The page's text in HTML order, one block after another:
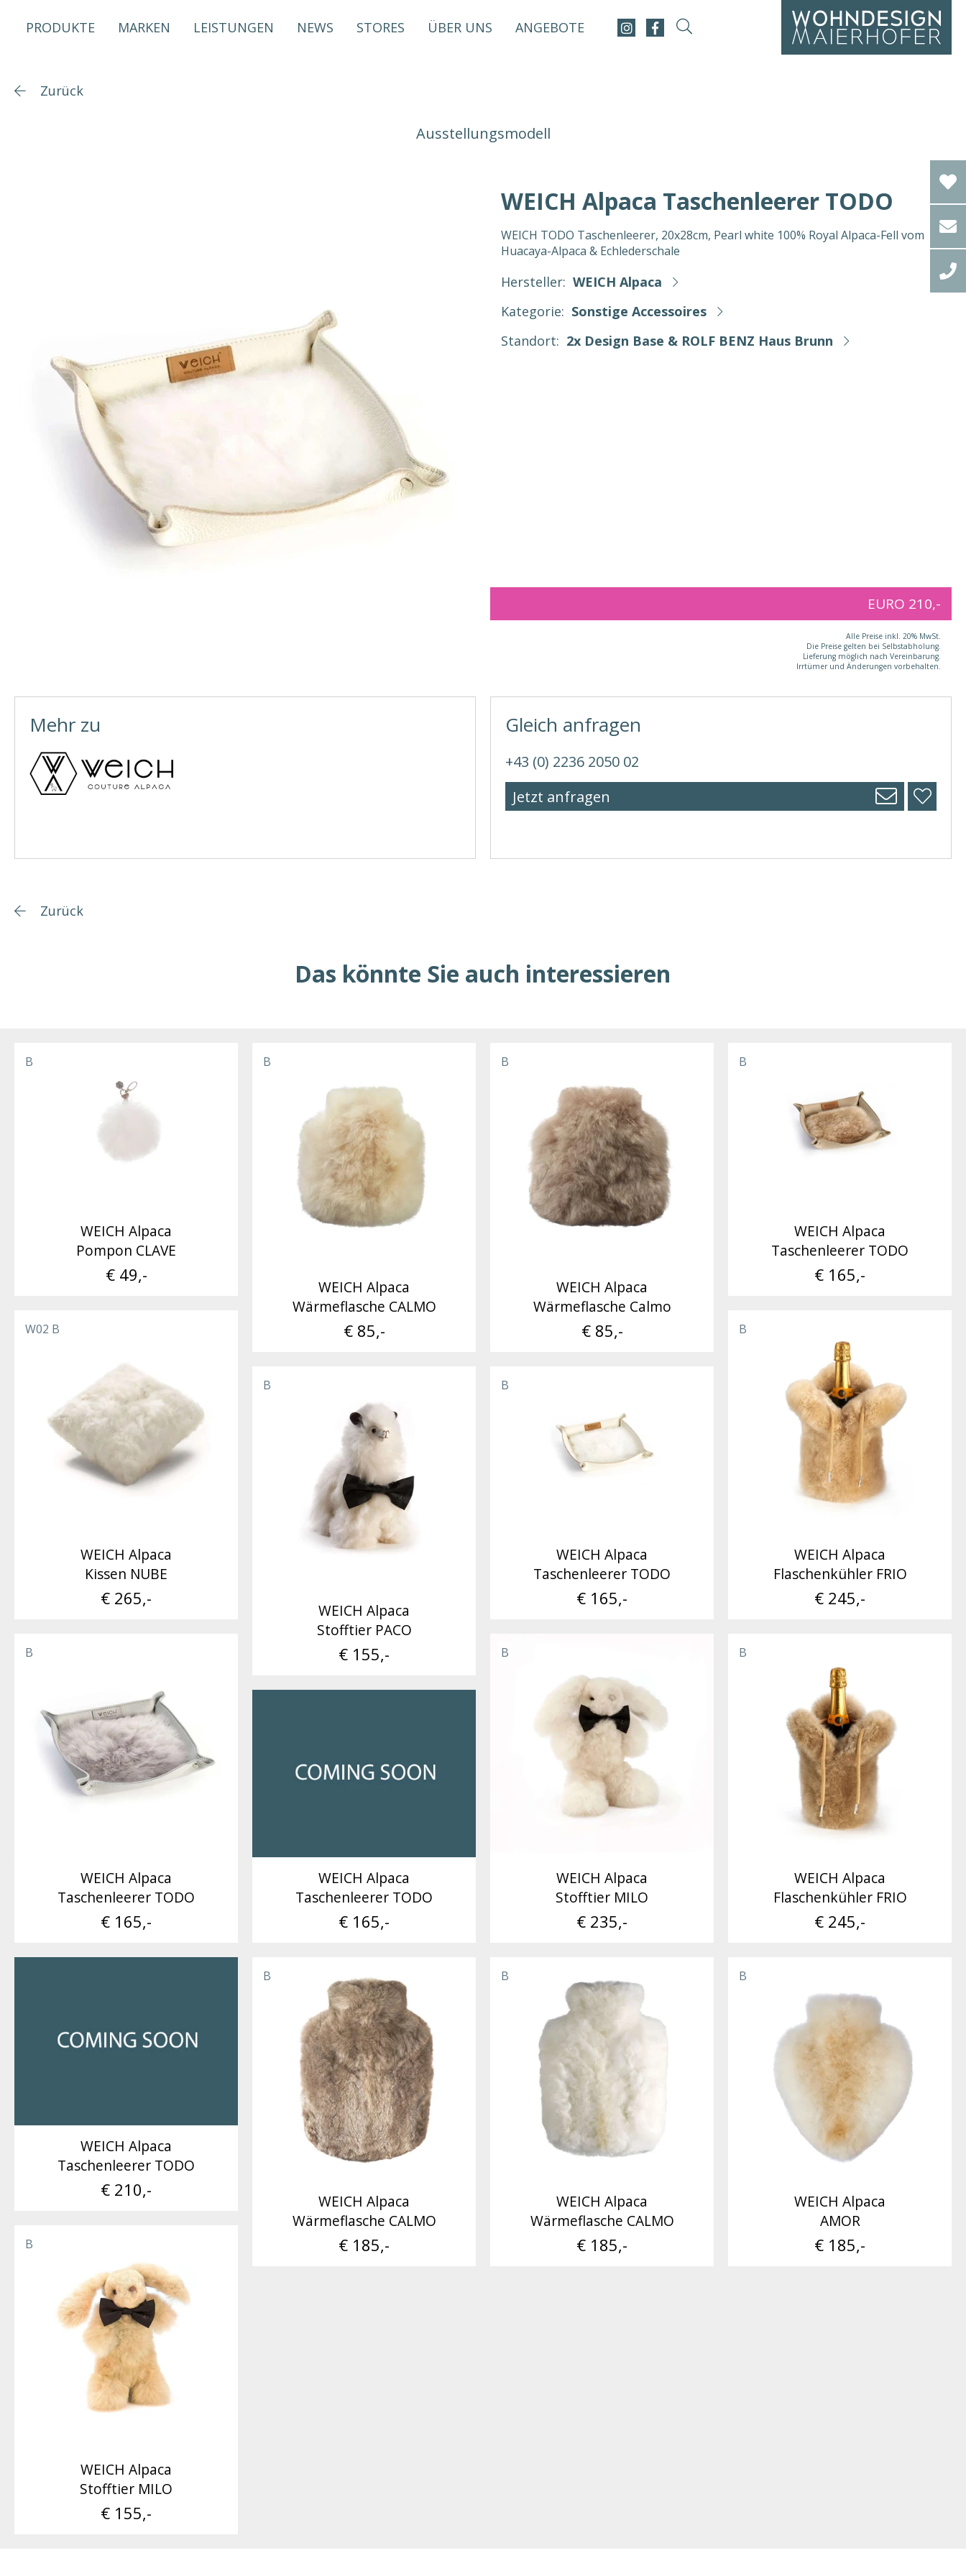
PRODUKTE MARKEN LEISTUNGEN NEWS STORES ÜBER UNS ANGEBOTE
Zurück
Ausstellungsmodell
WEICH Alpaca Taschenleerer TODO
WEICH TODO Taschenleerer, 20x28cm, Pearl white 100% Royal Alpaca-Fell vom
Huacaya-Alpaca & Echlederschale
Hersteller: WEICH Alpaca
Kategorie: Sonstige Accessoires
Standort: 2x Design Base & ROLF BENZ Haus Brunn
EURO 210,-
Alle Preise inkl. 20% MwSt.
Die Preise gelten bei Selbstabholung.
Lieferung möglich nach Vereinbarung.
Irrtümer und Änderungen vorbehalten.
Mehr zu Gleich anfragen
+43 (0) 2236 2050 02
Jetzt anfragen
Zurück
Das könnte Sie auch interessieren
B
WEICH Alpaca
Pompon CLAVE
€ 49,-
B
WEICH Alpaca
Wärmeflasche CALMO
€ 85,-
B
WEICH Alpaca
Wärmeflasche Calmo
€ 85,-
B
WEICH Alpaca
Taschenleerer TODO
€ 165,-
W02 B
WEICH Alpaca
Kissen NUBE
€ 265,-
B
WEICH Alpaca
Flaschenkühler FRIO
€ 245,-
B
WEICH Alpaca
Stofftier PACO
€ 155,-
B
WEICH Alpaca
Taschenleerer TODO
€ 165,-
B
WEICH Alpaca
Taschenleerer TODO
€ 165,-
B
WEICH Alpaca
Stofftier MILO
€ 235,-
B
WEICH Alpaca
Flaschenkühler FRIO
€ 245,-
WEICH Alpaca
Taschenleerer TODO
€ 165,-
WEICH Alpaca
Taschenleerer TODO
€ 210,-
B
WEICH Alpaca
Wärmeflasche CALMO
€ 185,-
B
WEICH Alpaca
Wärmeflasche CALMO
€ 185,-
B
WEICH Alpaca
AMOR
€ 185,-
B
WEICH Alpaca
Stofftier MILO
€ 155,-